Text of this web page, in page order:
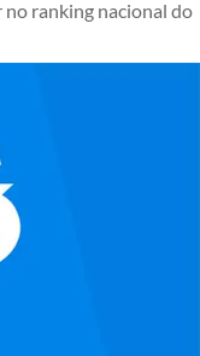
no ranking nacional do